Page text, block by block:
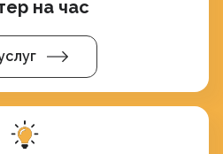
на час